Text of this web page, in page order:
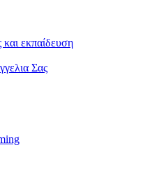
και εκπαίδευση
Σας